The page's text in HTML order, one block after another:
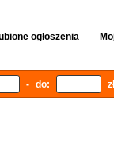
ogłoszenia
- do: